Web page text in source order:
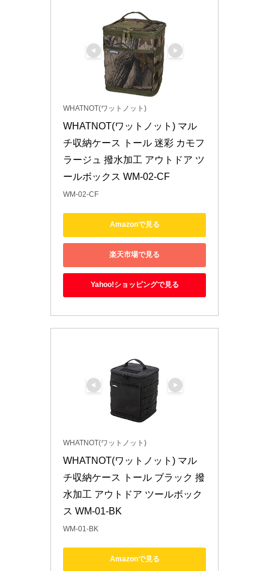
WHATNOT(ワットノット)
WHATNOT(ワットノット) マル
チ収納ケース トール 迷彩 カモフ
ラージュ 撥水加工 アウトドア ツ
ールボックス WM-02-CF
WM-02-CF
Amazonで見る
楽天市場で見る
Yahoo!ショッピングで見る
WHATNOT(ワットノット)
WHATNOT(ワットノット) マル
チ収納ケース トール ブラック 撥
水加工 アウトドア ツールボック
ス WM-01-BK
WM-01-BK
Amazonで見る